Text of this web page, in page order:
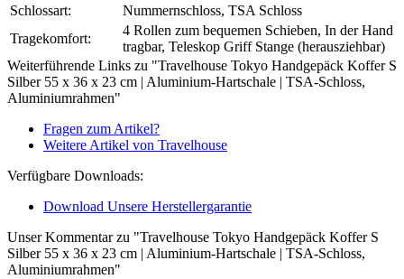
Schlossart:
Nummernschloss, TSA Schloss
Tragekomfort:
4 Rollen zum bequemen Schieben, In der Hand
tragbar, Teleskop Griff Stange (herausziehbar)
Weiterführende Links zu "Travelhouse Tokyo Handgepäck Koffer S
Silber 55 x 36 x 23 cm | Aluminium-Hartschale | TSA-Schloss,
Aluminiumrahmen"
Fragen zum Artikel?
Weitere Artikel von Travelhouse
Verfügbare Downloads:
Download Unsere Herstellergarantie
Unser Kommentar zu "Travelhouse Tokyo Handgepäck Koffer S
Silber 55 x 36 x 23 cm | Aluminium-Hartschale | TSA-Schloss,
Aluminiumrahmen"